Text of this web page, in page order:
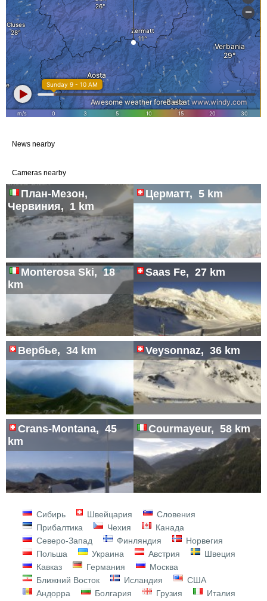
News nearby
Cameras nearby
План-Мезон,
Червиния, 1 km
Церматт, 5 km
Monterosa Ski, 18
km
Saas Fe, 27 km
Вербье, 34 km Veysonnaz, 36 km
Crans-Montana, 45
km
Courmayeur, 58 km
Сибирь Швейцария
Словения
Прибалтика
Чехия
Канада
Северо-Запад
Финляндия
Норвегия
Польша
Украина Австрия
Швеция
Кавказ
Германия
Москва
Ближний Восток
Исландия
США
Андорра
Болгария Грузия Италия